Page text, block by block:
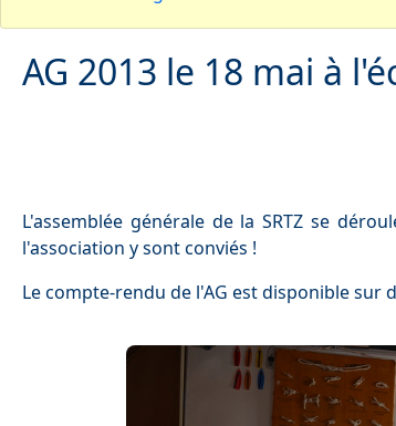
AG 2013 le 18 mai à
L'assemblée générale de la SRTZ se
l'association y sont conviés !
Le compte-rendu de l'AG est disponible sur